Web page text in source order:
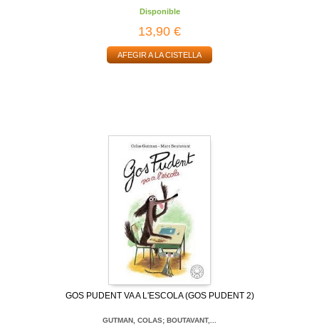
Disponible
13,90 €
AFEGIR A LA CISTELLA
GOS PUDENT VA A L'ESCOLA (GOS PUDENT 2)
GUTMAN, COLAS; BOUTAVANT,...